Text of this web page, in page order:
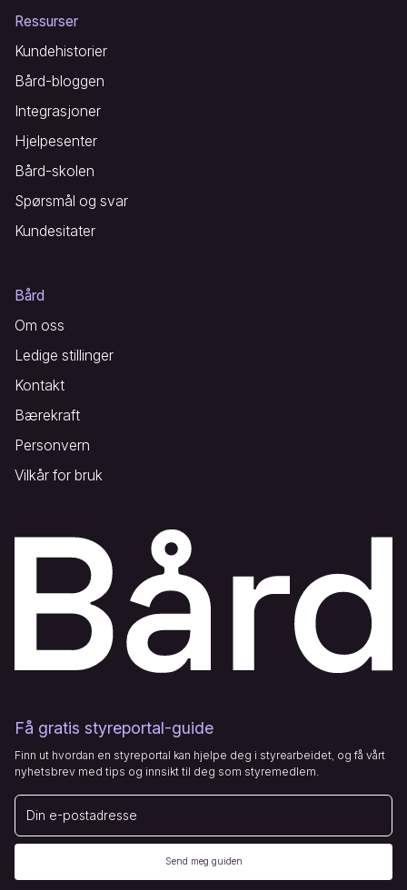
Ressurser
Kundehistorier
Bård-bloggen
Integrasjoner
Hjelpesenter
Bård-skolen
Spørsmål og svar
Kundesitater
Bård
Om oss
Ledige stillinger
Kontakt
Bærekraft
Personvern
Vilkår for bruk
Få gratis styreportal-guide
Finn ut hvordan en styreportal kan hjelpe deg i styrearbeidet, og få vårt
nyhetsbrev med tips og innsikt til deg som styremedlem.
E-post
Send meg guiden